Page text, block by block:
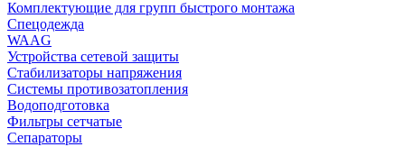
Комплектующие для групп быстрого монтажа
Спецодежда
WAAG
Устройства сетевой защиты
Стабилизаторы напряжения
Системы противозатопления
Водоподготовка
Фильтры сетчатые
Сепараторы